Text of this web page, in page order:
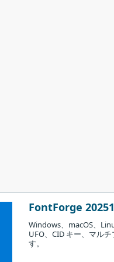
FontForge
Windows、macOS、
UFO、CID キー、マル
す。